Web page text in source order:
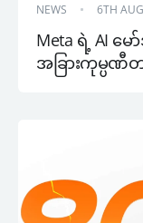
NEWS 6TH
Meta ရဲ့ AI
အခြားကုမ္ပ